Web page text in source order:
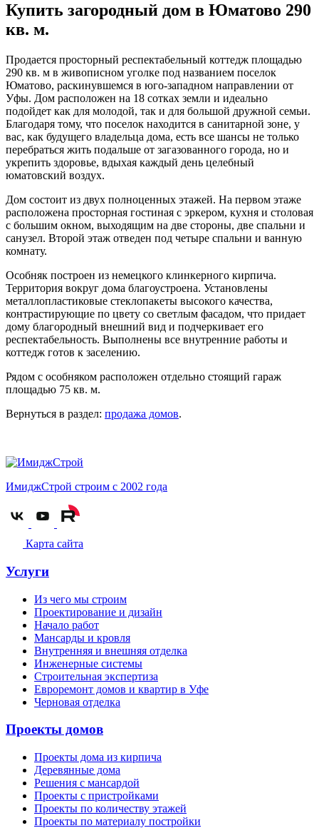
Купить загородный дом в Юматово 290
кв. м.
Продается просторный респектабельный коттедж площадью
290 кв. м в живописном уголке под названием поселок
Юматово, раскинувшемся в юго-западном направлении от
Уфы. Дом расположен на 18 сотках земли и идеально
подойдет как для молодой, так и для большой дружной семьи.
Благодаря тому, что поселок находится в санитарной зоне, у
вас, как будущего владельца дома, есть все шансы не только
перебраться жить подальше от загазованного города, но и
укрепить здоровье, вдыхая каждый день целебный
юматовский воздух.
Дом состоит из двух полноценных этажей. На первом этаже
расположена просторная гостиная с эркером, кухня и столовая
с большим окном, выходящим на две стороны, две спальни и
санузел. Второй этаж отведен под четыре спальни и ванную
комнату.
Особняк построен из немецкого клинкерного кирпича.
Территория вокруг дома благоустроена. Установлены
металлопластиковые стеклопакеты высокого качества,
контрастирующие по цвету со светлым фасадом, что придает
дому благородный внешний вид и подчеркивает его
респектабельность. Выполнены все внутренние работы и
коттедж готов к заселению.
Рядом с особняком расположен отдельно стоящий гараж
площадью 75 кв. м.
Вернуться в раздел: продажа домов.
ИмиджСтрой строим с 2002 года
Карта сайта
Услуги
Из чего мы строим
Проектирование и дизайн
Начало работ
Мансарды и кровля
Внутренняя и внешняя отделка
Инженерные системы
Строительная экспертиза
Евроремонт домов и квартир в Уфе
Черновая отделка
Проекты домов
Проекты дома из кирпича
Деревянные дома
Решения с мансардой
Проекты с пристройками
Проекты по количеству этажей
Проекты по материалу постройки